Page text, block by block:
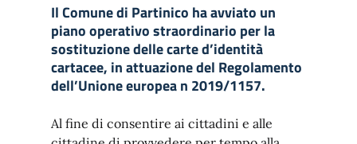
Il Comune di Partinico ha avviato un
piano operativo straordinario per la
sostituzione delle carte d’identità
cartacee, in attuazione del Regolamento
dell’Unione europea n 2019/1157.
Al fine di consentire ai cittadini e alle